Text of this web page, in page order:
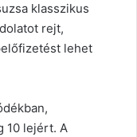
klasszikus
rejt,
lehet
10 lejért. A